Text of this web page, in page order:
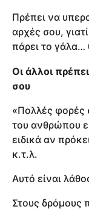
Πρέπει να
αρχές σου,
πάρει το γάλα…
Οι άλλοι
σου
«Πολλές φορές
του ανθρώπου
ειδικά αν
κ.τ.λ.
Αυτό είναι
Στους δρόμους